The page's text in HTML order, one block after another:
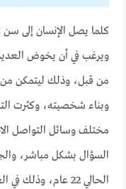
كلما يصل الإنسان إلى سن
ويرغب في أن يخوض
من قبل، وذلك ليتمكن من
مختلف وسائل التواصل